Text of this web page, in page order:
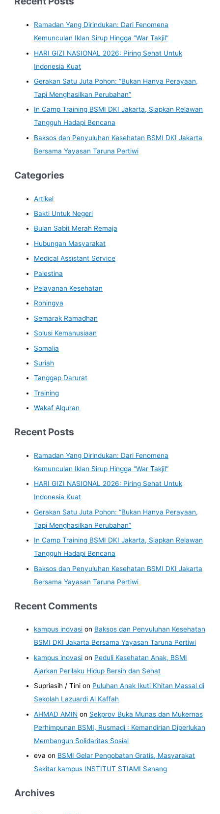
Ramadan Yang Dirindukan: Dari Fenomena
Kemunculan Iklan Sirup Hingga “War Takjil”
HARI GIZI NASIONAL 2026: Piring Sehat Untuk
Indonesia Kuat
Gerakan Satu Juta Pohon: “Bukan Hanya Perayaan,
Tapi Menghasilkan Perubahan”
In Camp Training BSMI DKI Jakarta, Siapkan Relawan
Tangguh Hadapi Bencana
Baksos dan Penyuluhan Kesehatan BSMI DKI Jakarta
Bersama Yayasan Taruna Pertiwi
Categories
Artikel
Bakti Untuk Negeri
Bulan Sabit Merah Remaja
Hubungan Masyarakat
Medical Assistant Service
Palestina
Pelayanan Kesehatan
Rohingya
Semarak Ramadhan
Solusi Kemanusiaan
Somalia
Suriah
Tanggap Darurat
Training
Wakaf Alquran
Recent Posts
Ramadan Yang Dirindukan: Dari Fenomena
Kemunculan Iklan Sirup Hingga “War Takjil”
HARI GIZI NASIONAL 2026: Piring Sehat Untuk
Indonesia Kuat
Gerakan Satu Juta Pohon: “Bukan Hanya Perayaan,
Tapi Menghasilkan Perubahan”
In Camp Training BSMI DKI Jakarta, Siapkan Relawan
Tangguh Hadapi Bencana
Baksos dan Penyuluhan Kesehatan BSMI DKI Jakarta
Bersama Yayasan Taruna Pertiwi
Recent Comments
kampus inovasi on Baksos dan Penyuluhan Kesehatan
BSMI DKI Jakarta Bersama Yayasan Taruna Pertiwi
kampus inovasi on Peduli Kesehatan Anak, BSMI
Ajarkan Perilaku Hidup Bersih dan Sehat
Supriasih / Tini on Puluhan Anak Ikuti Khitan Massal di
Sekolah Lazuardi Al Kaffah
AHMAD AMIN on Sekprov Buka Munas dan Mukernas
Perhimpunan BSMI, Rusmadi : Kemandirian Diperlukan
Membangun Solidaritas Sosial
eva on BSMI Gelar Pengobatan Gratis, Masyarakat
Sekitar kampus INSTITUT STIAMI Senang
Archives